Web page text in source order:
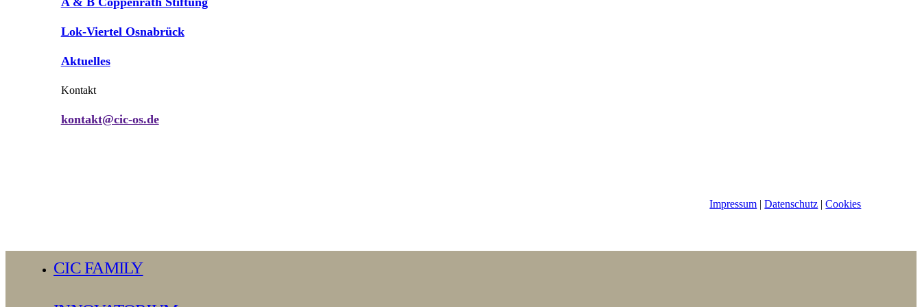
Lok-Viertel Osnabrück
Aktuelles
Kontakt
kontakt@cic-os.de
Impressum |Datenschutz |Cookies
Menu
CIC FAMILY